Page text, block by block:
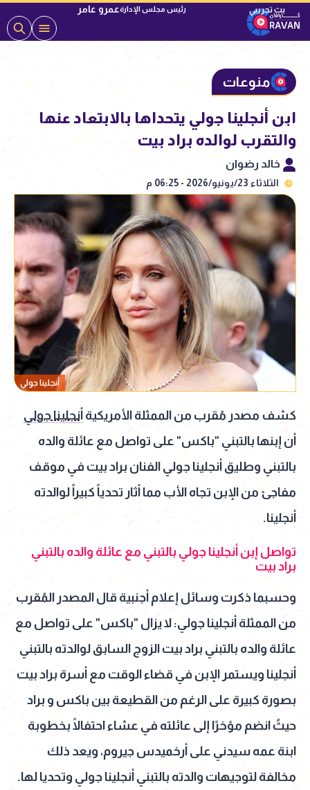
رئيس مجلس الإدارةعمرو عامر
منوعات
ابن أنجلينا جولي يتحداها بالابتعاد عنها
والتقرب لوالده براد بيت
خالد رضوان
الثلاثاء 23/يونيو/2026 - 06:25 م
أنجلينا جولي
كشف مصدر مُقرب من الممثلة الأمريكية أنجلينا جولي
أن إبنها بالتبني "باكس" على تواصل مع عائلة والده
بالتبني وطليق أنجلينا جولي الفنان براد بيت في موقف
مفاجئ من الإبن تجاه الأب مما أثار تحدياً كبيراً لوالدته
أنجلينا.
تواصل إبن أنجلينا جولي بالتبني مع عائلة والده بالتبني
براد بيت
وحسبما ذكرت وسائل إعلام أجنبية قال المصدر المُقرب
من الممثلة أنجلينا جولي: لا يزال "باكس" على تواصل مع
عائلة والده بالتبني براد بيت الزوج السابق لوالدته بالتبني
أنجلينا ويستمر الإبن في قضاء الوقت مع أسرة براد بيت
بصورة كبيرة على الرغم من القطيعة بين باكس و براد
حيثُ انضم مؤخرًا إلى عائلته في عشاء احتفالًا بخطوبة
ابنة عمه سيدني على أرخميدس جيروم، ويعد ذلك
مخالفة لتوجيهات والدته بالتبني أنجلينا جولي وتحديا لها.